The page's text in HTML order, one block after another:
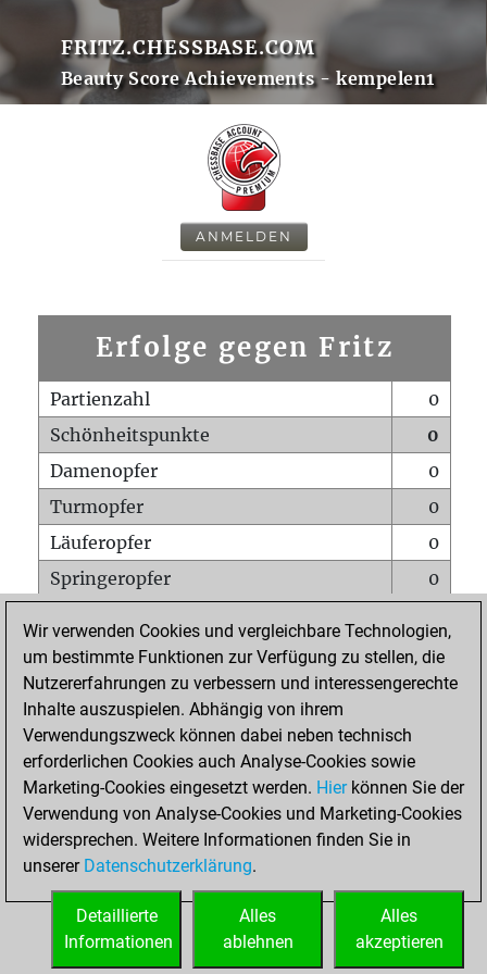
FRITZ.CHESSBASE.COM
Beauty Score Achievements - kempelen1
ANMELDEN
Erfolge gegen Fritz
Partienzahl
0
Schönheitspunkte
0
Damenopfer
0
Turmopfer
0
Läuferopfer
0
Springeropfer
0
Matt auf vollem Brett
0
Bauer setzt Matt
0
Erstickte Matts
Unterverwandlungen
Türme auf der siebten
0
STARTSEITE
Wir verwenden Cookies und vergleichbare Technologien,
um bestimmte Funktionen zur Verfügung zu stellen, die
Nutzererfahrungen zu verbessern und interessengerechte
Inhalte auszuspielen. Abhängig von ihrem
Verwendungszweck können dabei neben technisch
erforderlichen Cookies auch Analyse-Cookies sowie
Marketing-Cookies eingesetzt werden. Hierkönnen Sie der
Verwendung von Analyse-Cookies und Marketing-Cookies
widersprechen. Weitere Informationen finden Sie in
unserer Datenschutzerklärung.
Alles
akzeptieren
Alles
ablehnen
Detaillierte
Informationen